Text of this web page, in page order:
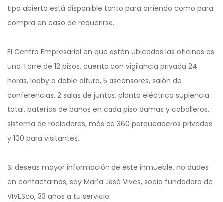
tipo abierto está disponible tanto para arriendo como para
compra en caso de requerirse.
El Centro Empresarial en que están ubicadas las oficinas es
una Torre de 12 pisos, cuenta con vigilancia privada 24
horas, lobby a doble altura, 5 ascensores, salón de
conferencias, 2 salas de juntas, planta eléctrica suplencia
total, baterías de baños en cada piso damas y caballeros,
sistema de rociadores, más de 360 parqueaderos privados
y 100 para visitantes.
Si deseas mayor información de éste inmueble, no dudes
en contactarnos, soy María José Vives, socia fundadora de
VIVESco, 33 años a tu servicio.